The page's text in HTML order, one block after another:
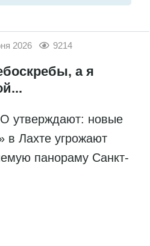
2026 9214
а я
утверждают: новые
в Лахте угрожают
панораму Санкт-